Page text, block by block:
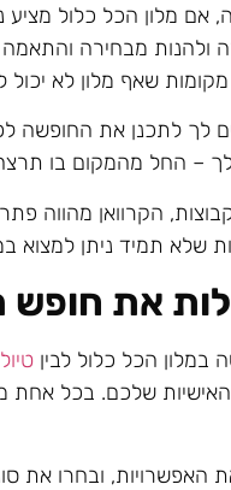
מלון הכל כלול מציע
מבחירה
שאף מלון לא יכול
לך לתכנן את החופשה
– החל מהמקום בו תרצה
הקרוואן מהווה
שלא תמיד ניתן למצוא
את חופש
במלון הכל כלול לבין
שלכם. בכל אחת
האפשרויות, ובחרו את